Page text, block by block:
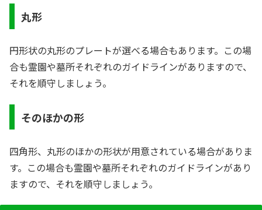
丸形
円形状の丸形のプレートが選べる場合もあります。この場
合も霊園や墓所それぞれのガイドラインがありますので、
それを順守しましょう。
そのほかの形
四角形、丸形のほかの形状が用意されている場合がありま
す。この場合も霊園や墓所それぞれのガイドラインがあり
ますので、それを順守しましょう。